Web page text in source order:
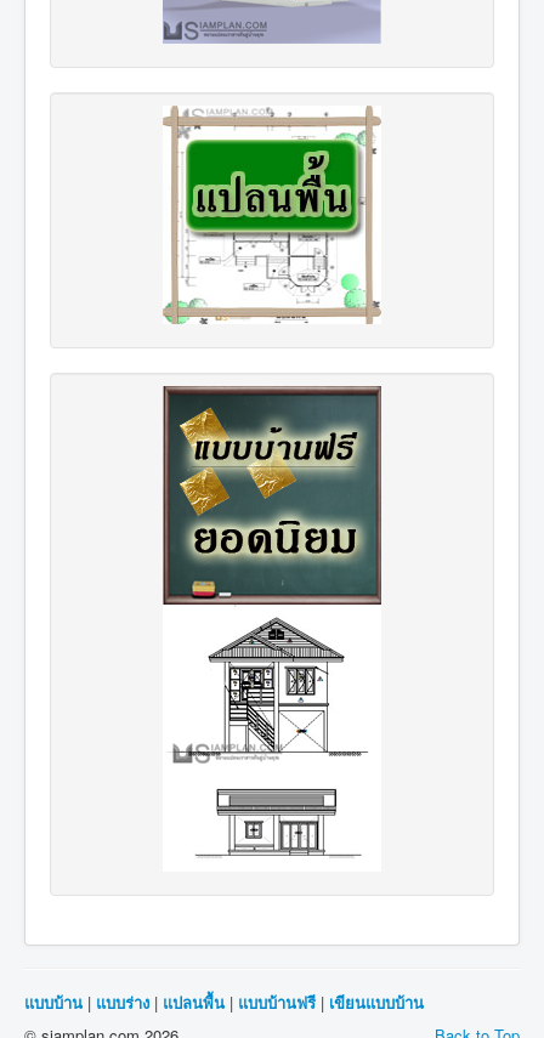
แบบบ้าน | แบบร่าง | แปลนพื้น | แบบบ้านฟรี | เขียนแบบบ้าน